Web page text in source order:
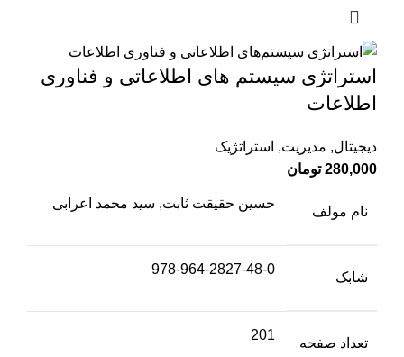
استراتژی سیستم های اطلاعاتی و فناوری
اطلاعات
دیجیتال, مدیریت, استراتژیک
280,000 تومان
نام مولف
حسین حقیقت ثابت, سید محمد اعرابی
شابک
978-964-2827-48-0
تعداد صفحه
201